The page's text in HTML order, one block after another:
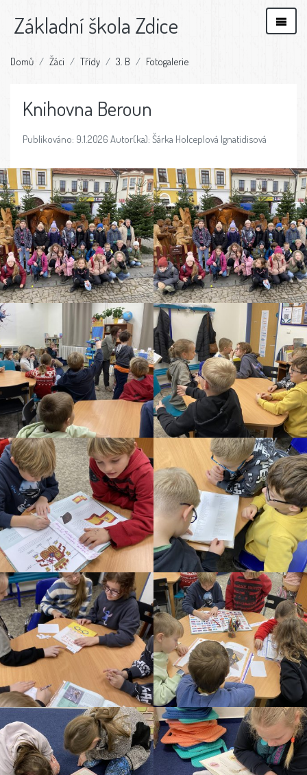
Základní škola Zdice
Domů Žáci Třídy 3. B Fotogalerie
Knihovna Beroun
Publikováno: 9.1.2026 Autor(ka): Šárka Holceplová Ignatidisová